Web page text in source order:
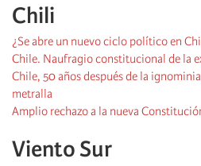
Chili
¿Se abre un nuevo ciclo político en
Chile. Naufragio constitucional de la
Chile, 50 años después de la
metralla
Amplio rechazo a la nueva
Viento Sur